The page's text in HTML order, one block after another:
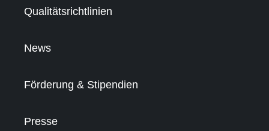
Qualitätsrichtlinien
News
Förderung & Stipendien
Presse